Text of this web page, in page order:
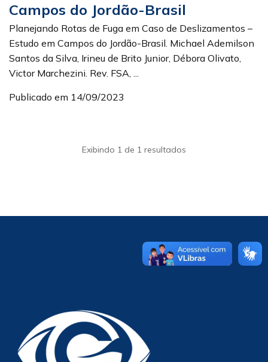
Campos do Jordão-Brasil
Planejando Rotas de Fuga em Caso de Deslizamentos –
Estudo em Campos do Jordão-Brasil. Michael Ademilson
Santos da Silva, Irineu de Brito Junior, Débora Olivato,
Victor Marchezini. Rev. FSA, ...
Publicado em 14/09/2023
Exibindo 1 de 1 resultados